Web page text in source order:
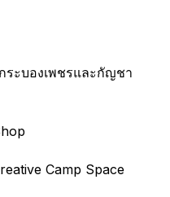
ระบองเพชรและกัญชา
Camp Space